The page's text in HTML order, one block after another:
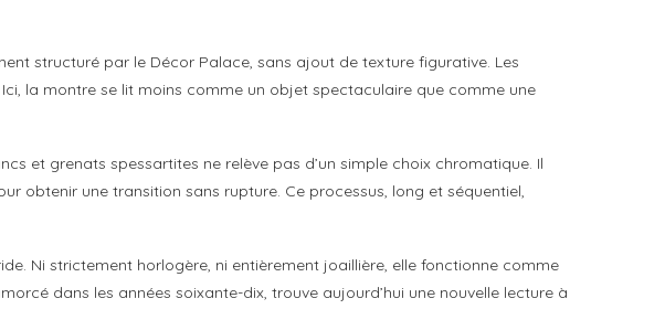
structuré par le Décor Palace, sans ajout de texture figurative. Les
la montre se lit moins comme un objet spectaculaire que comme une
et grenats spessartites ne relève pas d’un simple choix chromatique. Il
obtenir une transition sans rupture. Ce processus, long et séquentiel,
Ni strictement horlogère, ni entièrement joaillière, elle fonctionne comme
dans les années soixante-dix, trouve aujourd’hui une nouvelle lecture à